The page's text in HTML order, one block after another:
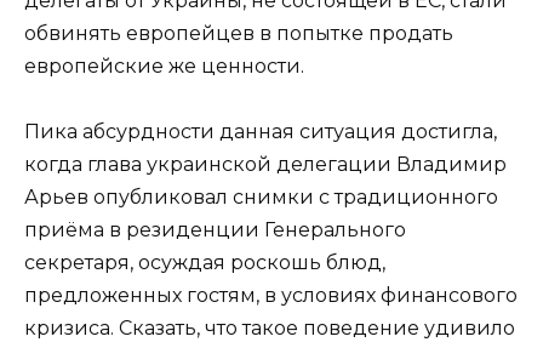
обвинять европейцев в попытке продать
европейские же ценности.
Пика абсурдности данная ситуация достигла,
когда глава украинской делегации Владимир
Арьев опубликовал снимки с традиционного
приёма в резиденции Генерального
секретаря, осуждая роскошь блюд,
предложенных гостям, в условиях финансового
кризиса. Сказать, что такое поведение удивило